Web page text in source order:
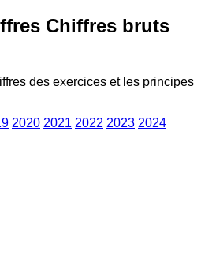
Chiffres bruts
des exercices et les principes
2020 2021 2022 2023 2024